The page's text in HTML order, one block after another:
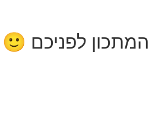
המתכון לפניכם 🙂